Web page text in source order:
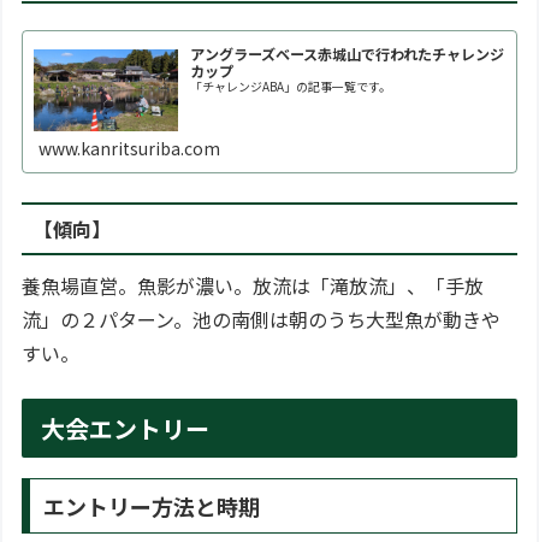
アングラーズベース赤城山で行われたチャレンジ
カップ
「チャレンジABA」の記事一覧です。
www.kanritsuriba.com
【傾向】
養魚場直営。魚影が濃い。放流は「滝放流」、「手放
流」の２パターン。池の南側は朝のうち大型魚が動きや
すい。
大会エントリー
エントリー方法と時期